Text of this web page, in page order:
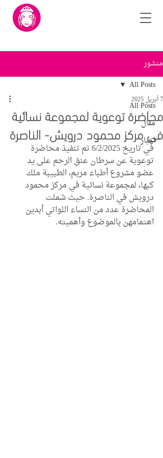
منشور
All Posts
مقال
اخبار
All Posts
محاضرة توعوية لمجموعة نسائية
في مركز محمود درويش- الناصرة
7 أبريل 2025
في تاريخ 6/2/2025 تم تنفيذ محاضرة
توعوية عن سرطان عنق الرحم على يد
عضو مشروع أطباء مريم، الطبيبة ملك
كبها، لمجموعة نسائية في مركز محمود
درويش في الناصرة. حيث شملت
المحاضرة عدد من النساء اللواتي أبدين
اهتمامهن بالموضوع وأهميته.